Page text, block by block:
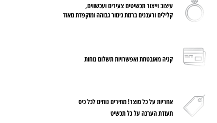
עיצוב וייצור תכשיטים צעירים ועכשווים,
קלילים ורעננים ברמת גימור גבוהה ומוקפדת מאוד
קניה מאובטחת ואפשרויות תשלום נוחות
אחריות עלכל מוצר! מחירים נוחים לכל כיס
תעודת הערכה על כל תכשיט